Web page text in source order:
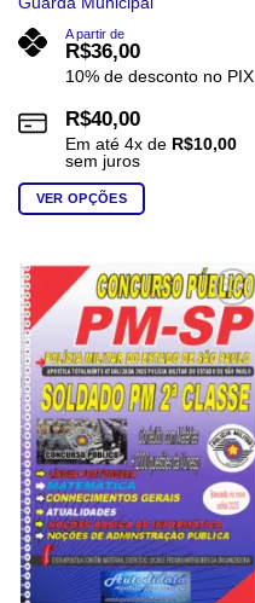
A partir de
R$36,00
10% de desconto no PIX
R$40,00
Em até 4x de R$10,00
sem juros
VER OPÇÕES
tem
várias
variantes.
As
opções
podem
ser
escolhidas
na
página
do
produto
Add to
wishlist